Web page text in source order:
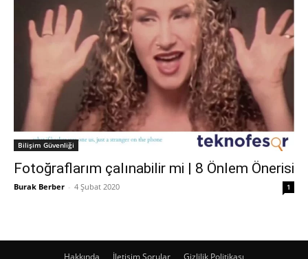
Bilişim Güvenliği
Fotoğraflarım çalınabilir mi | 8 Önlem Önerisi
Burak Berber - 4 Şubat 2020 1
Hakkında İletişim Sorular Gizlilik Politikası